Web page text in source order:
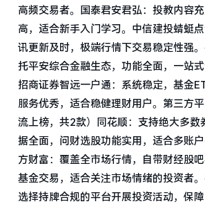
高频交易者。国泰君安君弘：投教内容
高，适合新手入门学习。中信建投蜻蜓
讯更新及时，极端行情下交易稳定性强
托平安综合金融生态，功能全面，一站式
招商证券智远一户通：系统稳定，基金
服务优秀，适合稳健理财用户。第三方
流上榜，共2款）同花顺：支持绝大多数
据全面，问财选股功能实用，适合多账
方财富：覆盖全市场行情，自带财经股
基金交易，适合关注市场情绪的投资者
选择持牌合规的平台开展投资活动，保